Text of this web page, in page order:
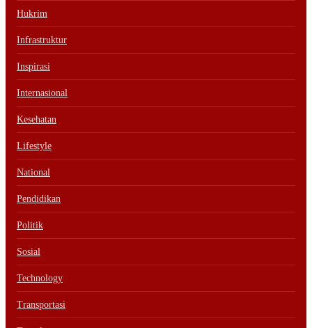
Hukrim
Infrastruktur
Inspirasi
Internasional
Kesehatan
Lifestyle
National
Pendidikan
Politik
Sosial
Technology
Transportasi